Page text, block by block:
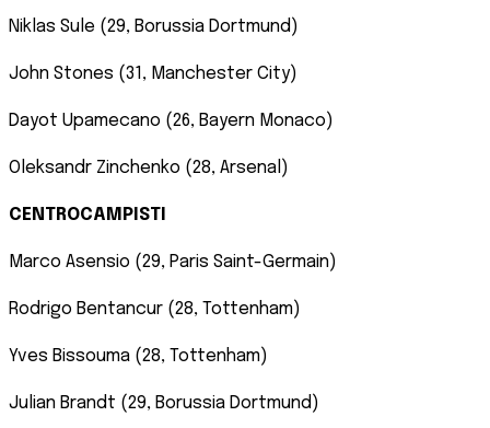
Niklas Sule (29, Borussia Dortmund)
John Stones (31, Manchester City)
Dayot Upamecano (26, Bayern Monaco)
Oleksandr Zinchenko (28, Arsenal)
CENTROCAMPISTI
Marco Asensio (29, Paris Saint-Germain)
Rodrigo Bentancur (28, Tottenham)
Yves Bissouma (28, Tottenham)
Julian Brandt (29, Borussia Dortmund)